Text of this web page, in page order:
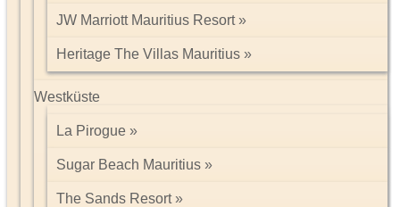
JW Marriott Mauritius Resort
Heritage The Villas Mauritius
Westküste
La Pirogue
Sugar Beach Mauritius
The Sands Resort